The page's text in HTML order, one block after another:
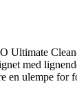
Ultimate
med
en ulempe for